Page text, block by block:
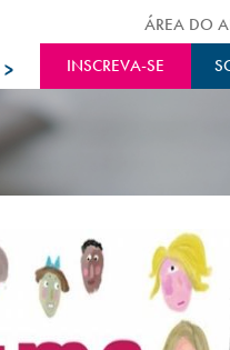
> INSCREVA-SE
ÁREA DO